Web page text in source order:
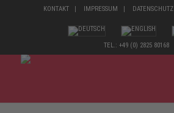
KONTAKT IMPRESSUM DATENSCHUTZ
TEL.: +49 (0) 2825 80168